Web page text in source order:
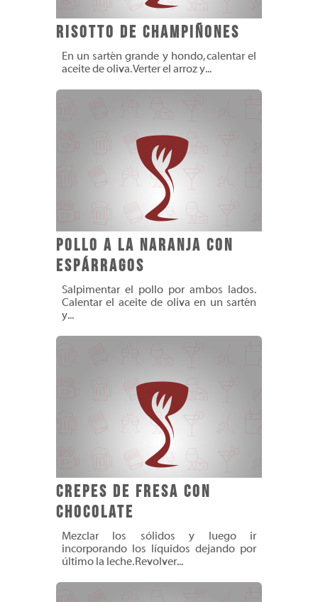
Risotto de Champiñones
En un sartén grande y hondo, calentar el
aceite de oliva. Verter el arroz y...
Pollo a la naranja con
espárragos
Salpimentar el pollo por ambos lados.
Calentar el aceite de oliva en un sartén
y...
Crepes de Fresa con
Chocolate
Mezclar los sólidos y luego ir
incorporando los líquidos dejando por
último la leche. Revolver...